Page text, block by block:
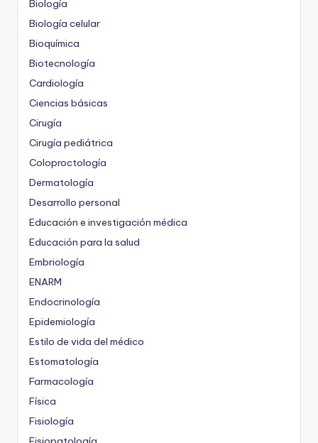
Biología
Biología celular
Bioquímica
Biotecnología
Cardiología
Ciencias básicas
Cirugía
Cirugía pediátrica
Coloproctología
Dermatología
Desarrollo personal
Educación e investigación médica
Educación para la salud
Embriología
ENARM
Endocrinología
Epidemiología
Estilo de vida del médico
Estomatología
Farmacología
Física
Fisiología